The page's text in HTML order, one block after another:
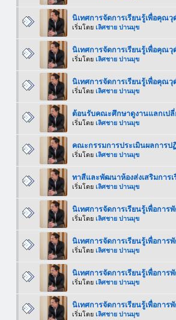
นิเทศการจัดการเรียนรู้เพื่อคุณ
เริ่มโดย เลิศชาย ปานมุข
นิเทศการจัดการเรียนรู้เพื่อคุณ
เริ่มโดย เลิศชาย ปานมุข
นิเทศการจัดการเรียนรู้เพื่อคุณ
เริ่มโดย เลิศชาย ปานมุข
ต้อนรับคณะศึกษาดูงานแลกเปลี่
เริ่มโดย เลิศชาย ปานมุข
คณะกรรมการประเมินผลการป
เริ่มโดย เลิศชาย ปานมุข
ทาสีและพัฒนาห้องส่งเสริมการ
เริ่มโดย เลิศชาย ปานมุข
นิเทศการจัดการเรียนรู้เพื่อกา
เริ่มโดย เลิศชาย ปานมุข
นิเทศการจัดการเรียนรู้เพื่อกา
เริ่มโดย เลิศชาย ปานมุข
นิเทศการจัดการเรียนรู้เพื่อกา
เริ่มโดย เลิศชาย ปานมุข
นิเทศการจัดการเรียนรู้เพื่อกา
เริ่มโดย เลิศชาย ปานมุข